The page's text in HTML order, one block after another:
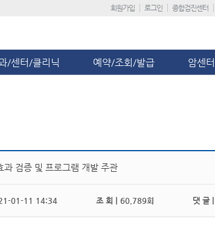
회원가입 로그인 종합검진센터
/센터/클리닉 예약/조회/발급 암센터
과 검증 및 프로그램 개발 주관
01-11 14:34 조 회 | 60,789회 댓 글 |